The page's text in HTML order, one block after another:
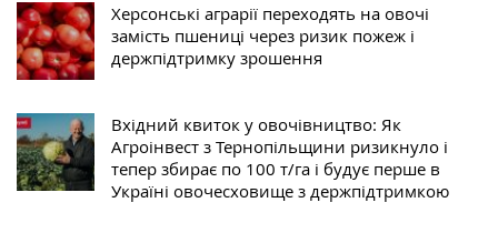
Херсонські аграрії переходять на овочі
замість пшениці через ризик пожеж і
держпідтримку зрошення
Вхідний квиток у овочівництво: Як
Агроінвест з Тернопільщини ризикнуло і
тепер збирає по 100 т/га і будує перше в
Україні овочесховище з держпідтримкою